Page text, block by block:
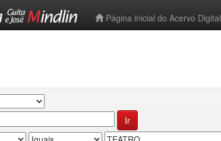
Página inicial do Acervo Digital